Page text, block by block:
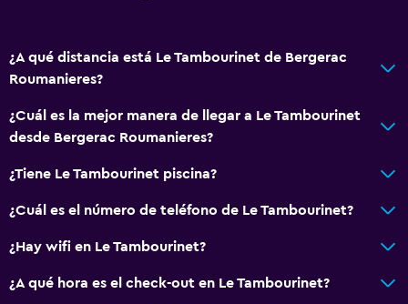
¿A qué distancia está Le Tambourinet de Bergerac
Roumanieres?
¿Cuál es la mejor manera de llegar a Le Tambourinet
desde Bergerac Roumanieres?
¿Tiene Le Tambourinet piscina?
¿Cuál es el número de teléfono de Le Tambourinet?
¿Hay wifi en Le Tambourinet?
¿A qué hora es el check-out en Le Tambourinet?